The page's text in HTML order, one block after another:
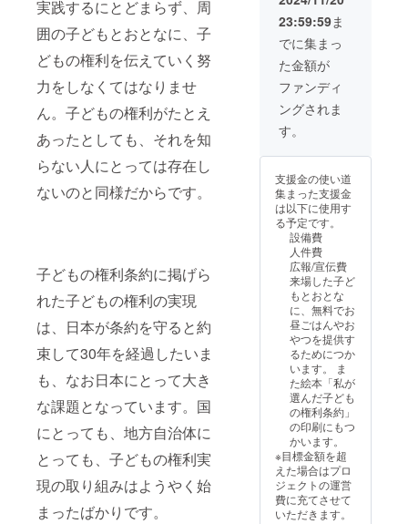
実践するにとどまらず、周
囲の子どもとおとなに、子
どもの権利を伝えていく努
力をしなくてはなりませ
ん。子どもの権利がたとえ
あったとしても、それを知
らない人にとっては存在し
ないのと同様だからです。
子どもの権利条約に掲げら
れた子どもの権利の実現
は、日本が条約を守ると約
束して30年を経過したいま
も、なお日本にとって大き
な課題となっています。国
にとっても、地方自治体に
とっても、子どもの権利実
現の取り組みはようやく始
まったばかりです。
れる。
2022年
1月、一般社
団法人子ど
もアドボカ
シーセン
ター広島と
2月から3
月 子ども
アドボカ
シー基礎講
座
4月～5月
子どもアド
ボカシー実
践講座（選
択ユニッ
ト）・社会
的養護を必
要とする子
どものアド
ボカシー
6月 子ども
アドボカ
23:59:59ま
でに集まっ
た金額が
ファンディ
ングされま
す。
支援金の使い道
集まった支援金
は以下に使用す
る予定です。
設備費
人件費
広報/宣伝費
来場した子ど
もとおとな
に、無料でお
昼ごはんやお
やつを提供す
るためにつか
います。 ま
た絵本「私が
選んだ子ども
の権利条約」
の印刷にもつ
かいます。
※目標金額を超
えた場合はプロ
ジェクトの運営
費に充てさせて
いただきます。